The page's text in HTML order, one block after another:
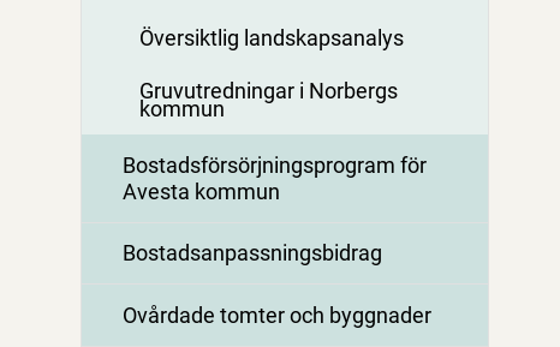
Översiktlig landskapsanalys
Gruvutredningar i Norbergs
kommun
Bostadsförsörjningsprogram för
Avesta kommun
Bostadsanpassningsbidrag
Ovårdade tomter och byggnader